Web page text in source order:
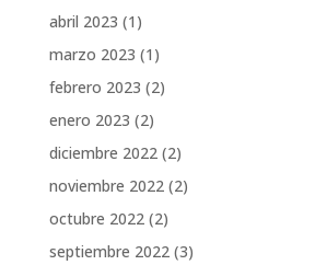
abril 2023 (1)
marzo 2023 (1)
febrero 2023 (2)
enero 2023 (2)
diciembre 2022(2)
noviembre 2022(2)
octubre 2022(2)
septiembre 2022(3)